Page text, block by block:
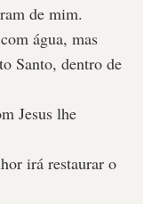
de mim.
água, mas
Santo, dentro de
Jesus lhe
irá restaurar o